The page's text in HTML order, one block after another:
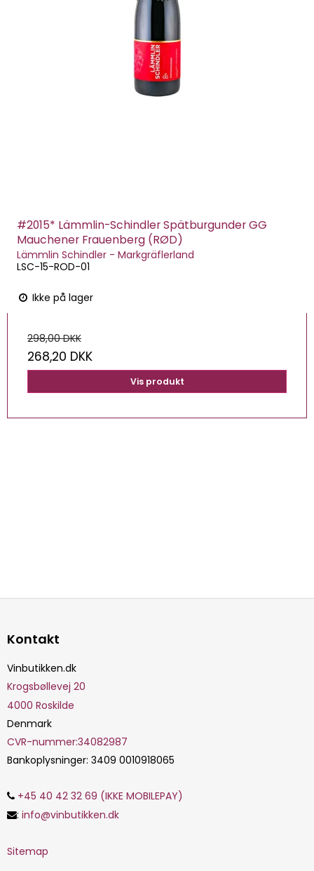
#2015* Lämmlin-Schindler Spätburgunder GG
Mauchener Frauenberg (RØD)
Lämmlin Schindler - Markgräflerland
LSC-15-ROD-01
Ikke på lager
298,00 DKK
268,20 DKK
Vis produkt
Kontakt
Vinbutikken.dk
Krogsbøllevej 20
4000 Roskilde
Denmark
CVR-nummer:34082987
Bankoplysninger: 3409 0010918065
+45 40 42 32 69 (IKKE MOBILEPAY)
: info@vinbutikken.dk
Sitemap